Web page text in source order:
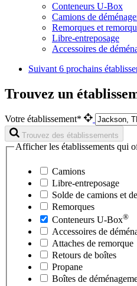
Conteneurs U-Box
Camions de
Remorques et
Libre-entreposage
Accessoires de
Suivant 6 prochains
Trouvez un
Votre établissement*
Trouvez des établissements
Afficher les établissements qui
Camions
Libre-entreposage
Solde de camions et
Remorques
Conteneurs U-Box®
Accessoires de
Attaches de remorque
Retours de boîtes
Propane
Boîtes de